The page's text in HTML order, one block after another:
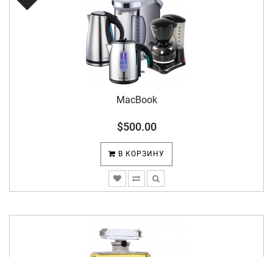
MacBook
$500.00
В КОРЗИНУ